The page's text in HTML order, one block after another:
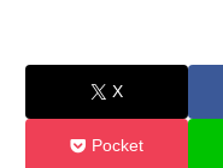
X
Pocket